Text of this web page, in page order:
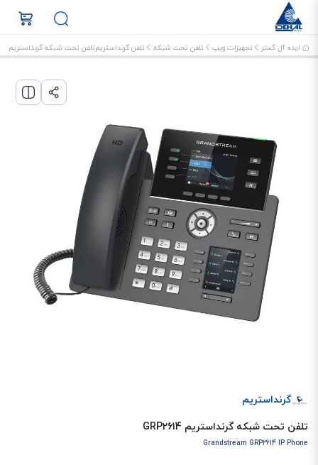
ایده آل گستر تجهیزات ویپ تلفن تحت شبکه تلفن گرنداستریمتلفن تحت شبکه گرنداستریم GRP2614
گرنداستریم
تلفن تحت شبکه گرنداستریم GRP2614
Grandstream GRP2614 IP Phone